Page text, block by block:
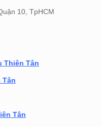
10, TpHCM
Thiên Tân
Tân
Tân